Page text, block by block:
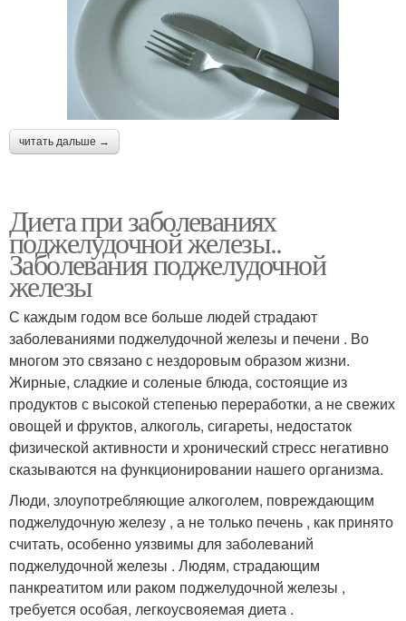
читать дальше →
Диета при заболеваниях
поджелудочной железы..
Заболевания поджелудочной
железы
С каждым годом все больше людей страдают
заболеваниями поджелудочной железы и печени . Во
многом это связано с нездоровым образом жизни.
Жирные, сладкие и соленые блюда, состоящие из
продуктов с высокой степенью переработки, а не свежих
овощей и фруктов, алкоголь, сигареты, недостаток
физической активности и хронический стресс негативно
сказываются на функционировании нашего организма.
Люди, злоупотребляющие алкоголем, повреждающим
поджелудочную железу , а не только печень , как принято
считать, особенно уязвимы для заболеваний
поджелудочной железы . Людям, страдающим
панкреатитом или раком поджелудочной железы ,
требуется особая, легкоусвояемая диета .